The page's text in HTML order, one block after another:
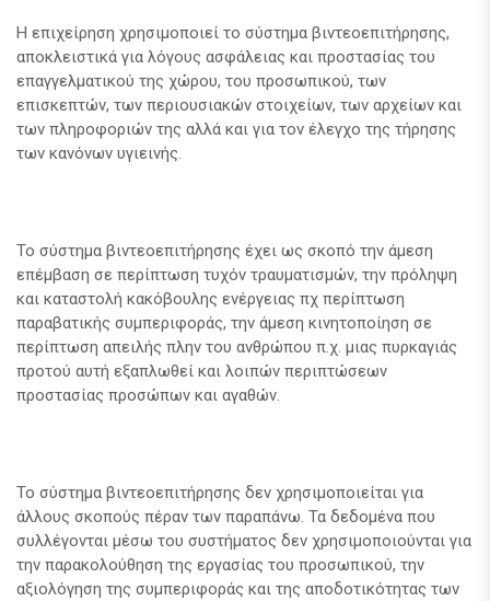
Η επιχείρηση χρησιμοποιεί το σύστημα βιντεοεπιτήρησης,
αποκλειστικά για λόγους ασφάλειας και προστασίας του
επαγγελματικού της χώρου, του προσωπικού, των
επισκεπτών, των περιουσιακών στοιχείων, των αρχείων και
των πληροφοριών της αλλά και για τον έλεγχο της τήρησης
των κανόνων υγιεινής.
Το σύστημα βιντεοεπιτήρησης έχει ως σκοπό την άμεση
επέμβαση σε περίπτωση τυχόν τραυματισμών, την πρόληψη
και καταστολή κακόβουλης ενέργειας πχ περίπτωση
παραβατικής συμπεριφοράς, την άμεση κινητοποίηση σε
περίπτωση απειλής πλην του ανθρώπου π.χ. μιας πυρκαγιάς
προτού αυτή εξαπλωθεί και λοιπών περιπτώσεων
προστασίας προσώπων και αγαθών.
Το σύστημα βιντεοεπιτήρησης δεν χρησιμοποιείται για
άλλους σκοπούς πέραν των παραπάνω. Τα δεδομένα που
συλλέγονται μέσω του συστήματος δεν χρησιμοποιούνται για
την παρακολούθηση της εργασίας του προσωπικού, την
αξιολόγηση της συμπεριφοράς και της αποδοτικότητας των